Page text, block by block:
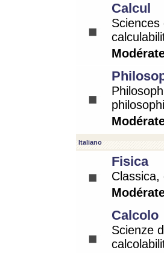
Calcul
Italiano
Fisica
Calcolo
Scienze